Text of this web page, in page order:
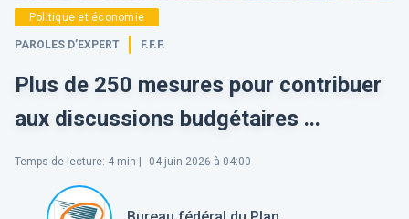
Politique et économie
PAROLES D’EXPERT F.F.F.
Plus de 250 mesures pour contribuer
aux discussions budgétaires ...
Temps de lecture: 4 min | 04 juin 2026 à 04:00